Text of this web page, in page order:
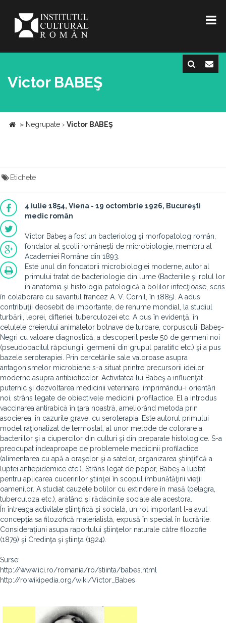
Victor BABEŞ
» Negrupate › Victor BABEŞ
Etichete
4 iulie 1854, Viena - 19 octombrie 1926, Bucureşti
medic român
Victor Babeş a fost un bacteriolog şi morfopatolog român,
fondator al şcolii româneşti de microbiologie, membru al
Academiei Române din 1893.
Este unul din fondatorii microbiologiei moderne, autor al
primului tratat de bacteriologie din lume (Bacteriile şi rolul lor
în anatomia şi histologia patologică a bolilor infecţioase, scris
în colaborare cu savantul francez A. V. Cornil, în 1885). A adus
contribuţii deosebit de importante, de renume mondial, la studiul
turbării, leprei, difteriei, tuberculozei etc. A pus în evidenţă, în
celulele creierului animalelor bolnave de turbare, corpusculii Babeş-
Negri cu valoare diagnostică, a descoperit peste 50 de germeni noi
(pseudobacilul răpciungii, germenii din grupul paratific etc.) şi a pus
bazele seroterapiei. Prin cercetările sale valoroase asupra
antagonismelor microbiene s-a situat printre precursorii ideilor
moderne asupra antibioticelor. Activitatea lui Babeş a influenţat
puternic şi dezvoltarea medicinii veterinare, imprimându-i orientări
noi, strâns legate de obiectivele medicinii profilactice. El a introdus
vaccinarea antirabică în ţara noastră, ameliorând metoda prin
asocierea, în cazurile grave, cu seroterapia. Este autorul primului
model raţionalizat de termostat, al unor metode de colorare a
bacteriilor şi a ciupercilor din culturi şi din preparate histologice. S-a
preocupat îndeaproape de problemele medicinii profilactice
(alimentarea cu apă a oraşelor şi a satelor, organizarea ştiinţifică a
luptei antiepidemice etc.). Strâns legat de popor, Babeş a luptat
pentru aplicarea cuceririlor ştiinţei în scopul îmbunătăţirii vieţii
oamenilor. A studiat cauzele bolilor cu extindere în masă (pelagra,
tuberculoza etc.), arătând şi rădăcinile sociale ale acestora.
În întreaga activitate ştiinţifică şi socială, un rol important l-a avut
concepţia sa filozofică materialistă, expusă în special în lucrările:
Consideraţiuni asupa raportului ştiinţelor naturale către filozofie
(1879) şi Credinţa şi ştiinţa (1924).
Surse:
http://www.ici.ro/romania/ro/stiinta/babes.html
http://ro.wikipedia.org/wiki/Victor_Babes